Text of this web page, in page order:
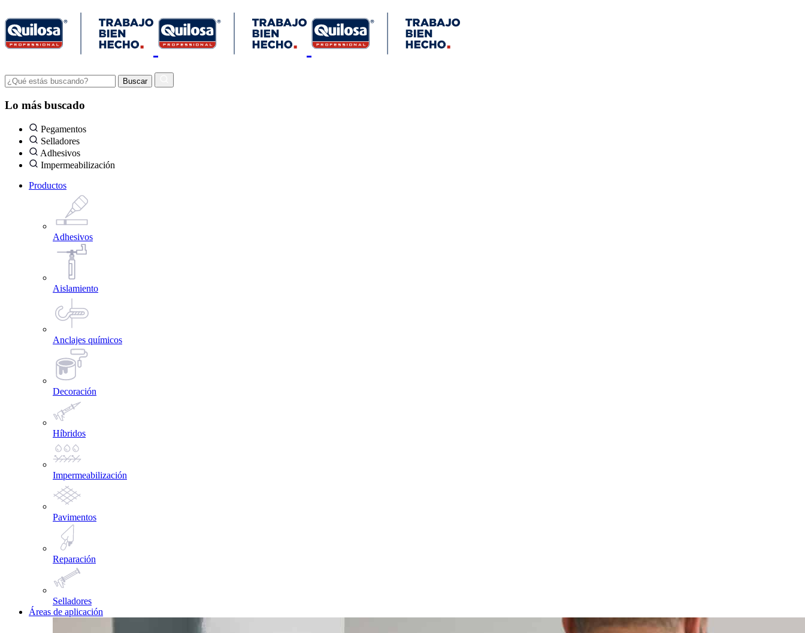
Lo más buscado
Pegamentos
Selladores
Adhesivos
Impermeabilización
Productos
Adhesivos
Aislamiento
Anclajes químicos
Decoración
Híbridos
Impermeabilización
Pavimentos
Reparación
Selladores
Áreas de aplicación